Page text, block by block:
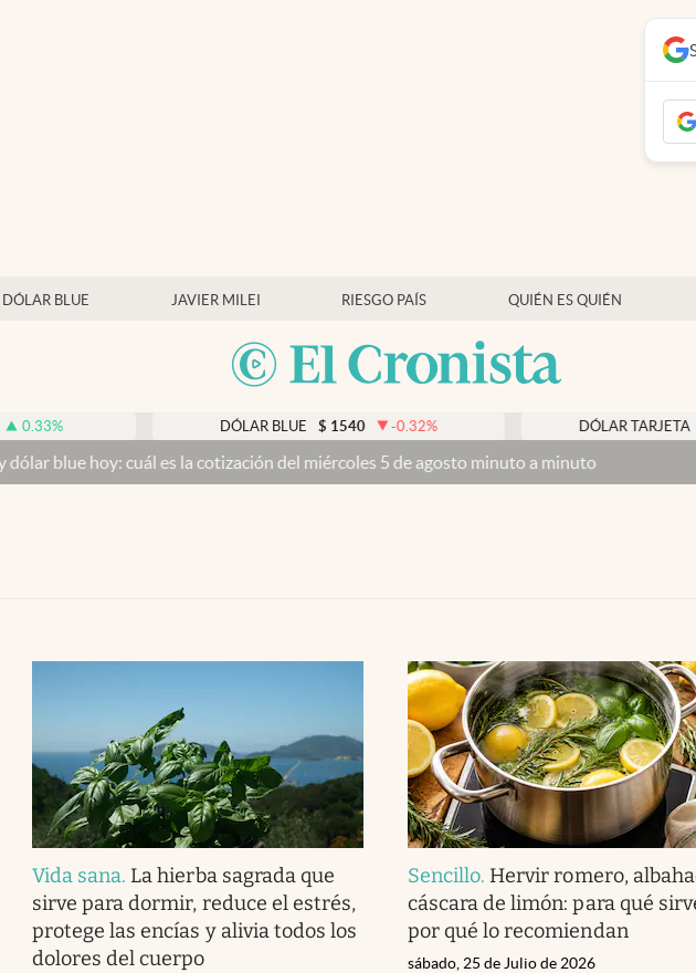
DÓLAR BLUE JAVIER MILEI RIESGO PAÍS QUIÉN ES QUIÉN
DÓLAR BLUE $ 1540 -0.32% DÓLAR TARJETA $ 1976
cuál es la cotización del miércoles 5 de agosto minuto a minuto
Vida sana. La hierba sagrada que
sirve para dormir, reduce el estrés,
protege las encías y alivia todos los
dolores del cuerpo
Sencillo. Hervir romero,
cáscara de limón: para qué
por qué lo recomiendan
sábado, 25 de Julio de 2026